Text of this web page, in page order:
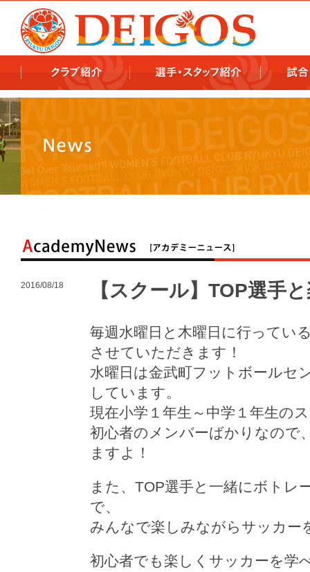
2016/08/18 【スクール】TOP選手
毎週水曜日と木曜日に行ってい
させていただきます！
水曜日は金武町フットボールセ
しています。
現在小学１年生～中学１年生の
初心者のメンバーばかりなので
ますよ！
また、TOP選手と一緒にボト
で、
みんなで楽しみながらサッカ
初心者でも楽しくサッカーを学